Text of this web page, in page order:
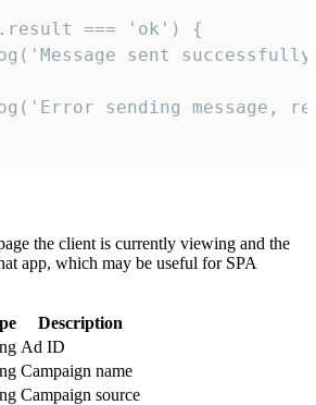
=== 'ok') {
sent
sending message,
the client is currently viewing and the
app, which may be useful for SPA
Description
Ad ID
Campaign name
Campaign source